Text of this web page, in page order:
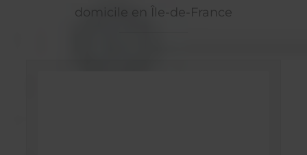
domicile en Île-de-France